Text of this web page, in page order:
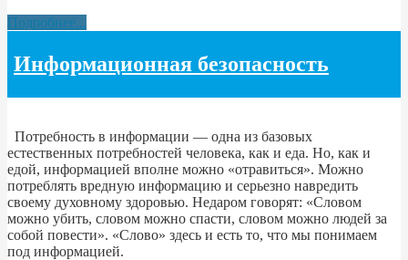
Подробнее...
Информационная безопасность
Потребность в информации — одна из базовых
естественных потребностей человека, как и еда. Но, как и
едой, информацией вполне можно «отравиться». Можно
потреблять вредную информацию и серьезно навредить
своему духовному здоровью. Недаром говорят: «Словом
можно убить, словом можно спасти, словом можно людей за
собой повести». «Слово» здесь и есть то, что мы понимаем
под информацией.